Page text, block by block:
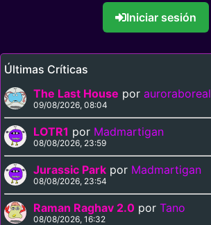
Iniciar sesión
Últimas Críticas
The Last House por auroraboreal
09/08/2026, 08:04
LOTR1 por Madmartigan
08/08/2026, 23:59
Jurassic Park por Madmartigan
08/08/2026, 23:54
Raman Raghav 2.0 por Tano
08/08/2026, 16:32